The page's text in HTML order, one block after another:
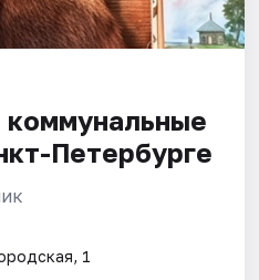
коммунальные
Петербурге
1